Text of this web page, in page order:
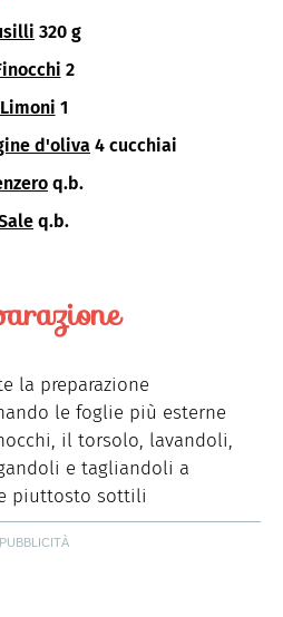
320 g
2
Limoni 1
d'oliva 4 cucchiai
q.b.
q.b.
la preparazione
le foglie più esterne
il torsolo, lavandoli,
e tagliandoli a
piuttosto sottili